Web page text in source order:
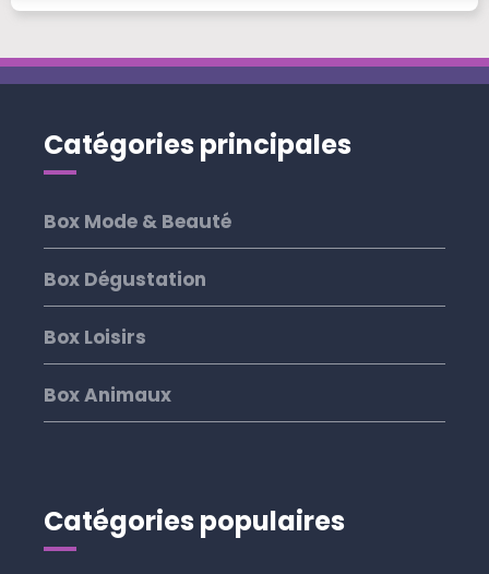
Catégories principales
Box Mode & Beauté
Box Dégustation
Box Loisirs
Box Animaux
Catégories populaires